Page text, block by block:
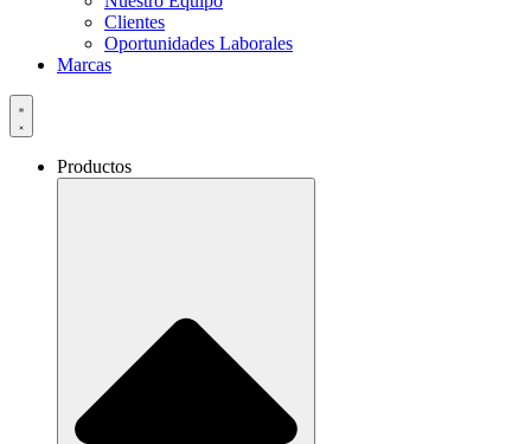
Clientes
Oportunidades Laborales
Marcas
Productos